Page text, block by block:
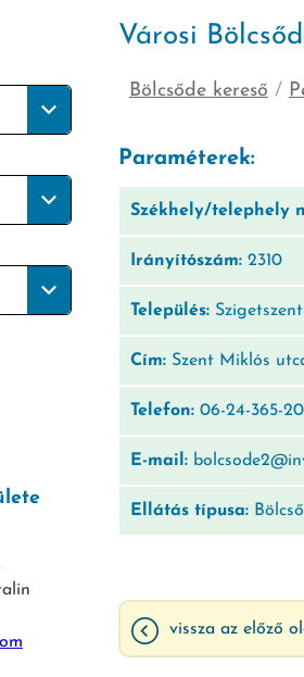
Városi
Bölcsőde kereső /
Paraméterek:
Székhely/telephely
Irányítószám: 2310
Település:
Cím: Szent Miklós
Telefon: 06-24-365-
E-mail:
Ellátás típusa:
vissza az előző